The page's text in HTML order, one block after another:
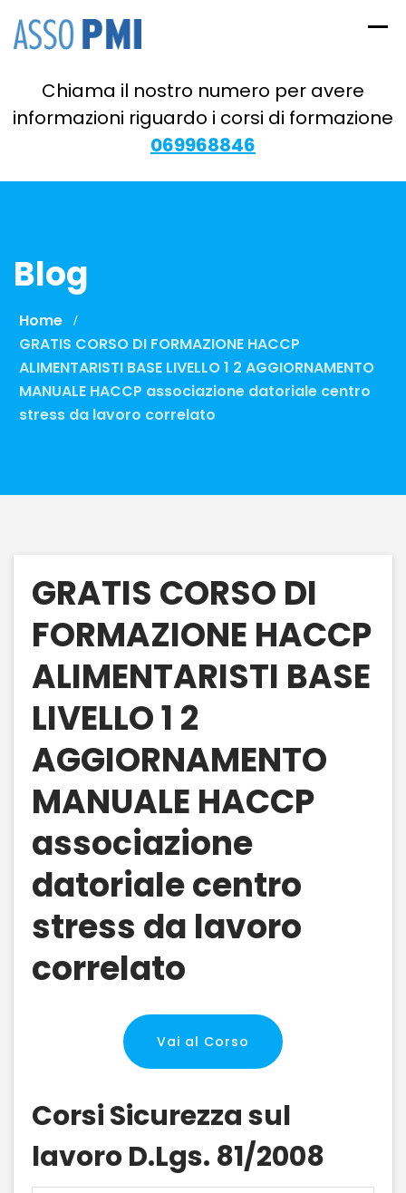
Chiama il nostro numero per avere
informazioni riguardo i corsi di formazione
069968846
Blog
Home
GRATIS CORSO DI FORMAZIONE HACCP
ALIMENTARISTI BASE LIVELLO 1 2 AGGIORNAMENTO
MANUALE HACCP associazione datoriale centro
stress da lavoro correlato
GRATIS CORSO DI
FORMAZIONE HACCP
ALIMENTARISTI BASE
LIVELLO 1 2
AGGIORNAMENTO
MANUALE HACCP
associazione
datoriale centro
stress da lavoro
correlato
Vai al Corso
Corsi Sicurezza sul
lavoro D.Lgs. 81/2008